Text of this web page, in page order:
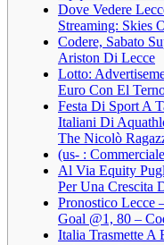
Dove Vedere
Streaming: Skies
Codere, Sabato
Ariston Di Lecce
Lotto:
Euro Con El
Festa Di Sport A
Italiani Di
The Nicolò
(us- :
Al Via Equity
Per Una Crescita
Pronostico Lecce
Goal @1, 80 –
Italia Trasmette A